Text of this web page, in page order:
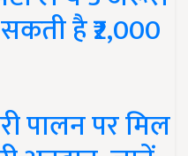
है ₹2,000
पालन पर मिल